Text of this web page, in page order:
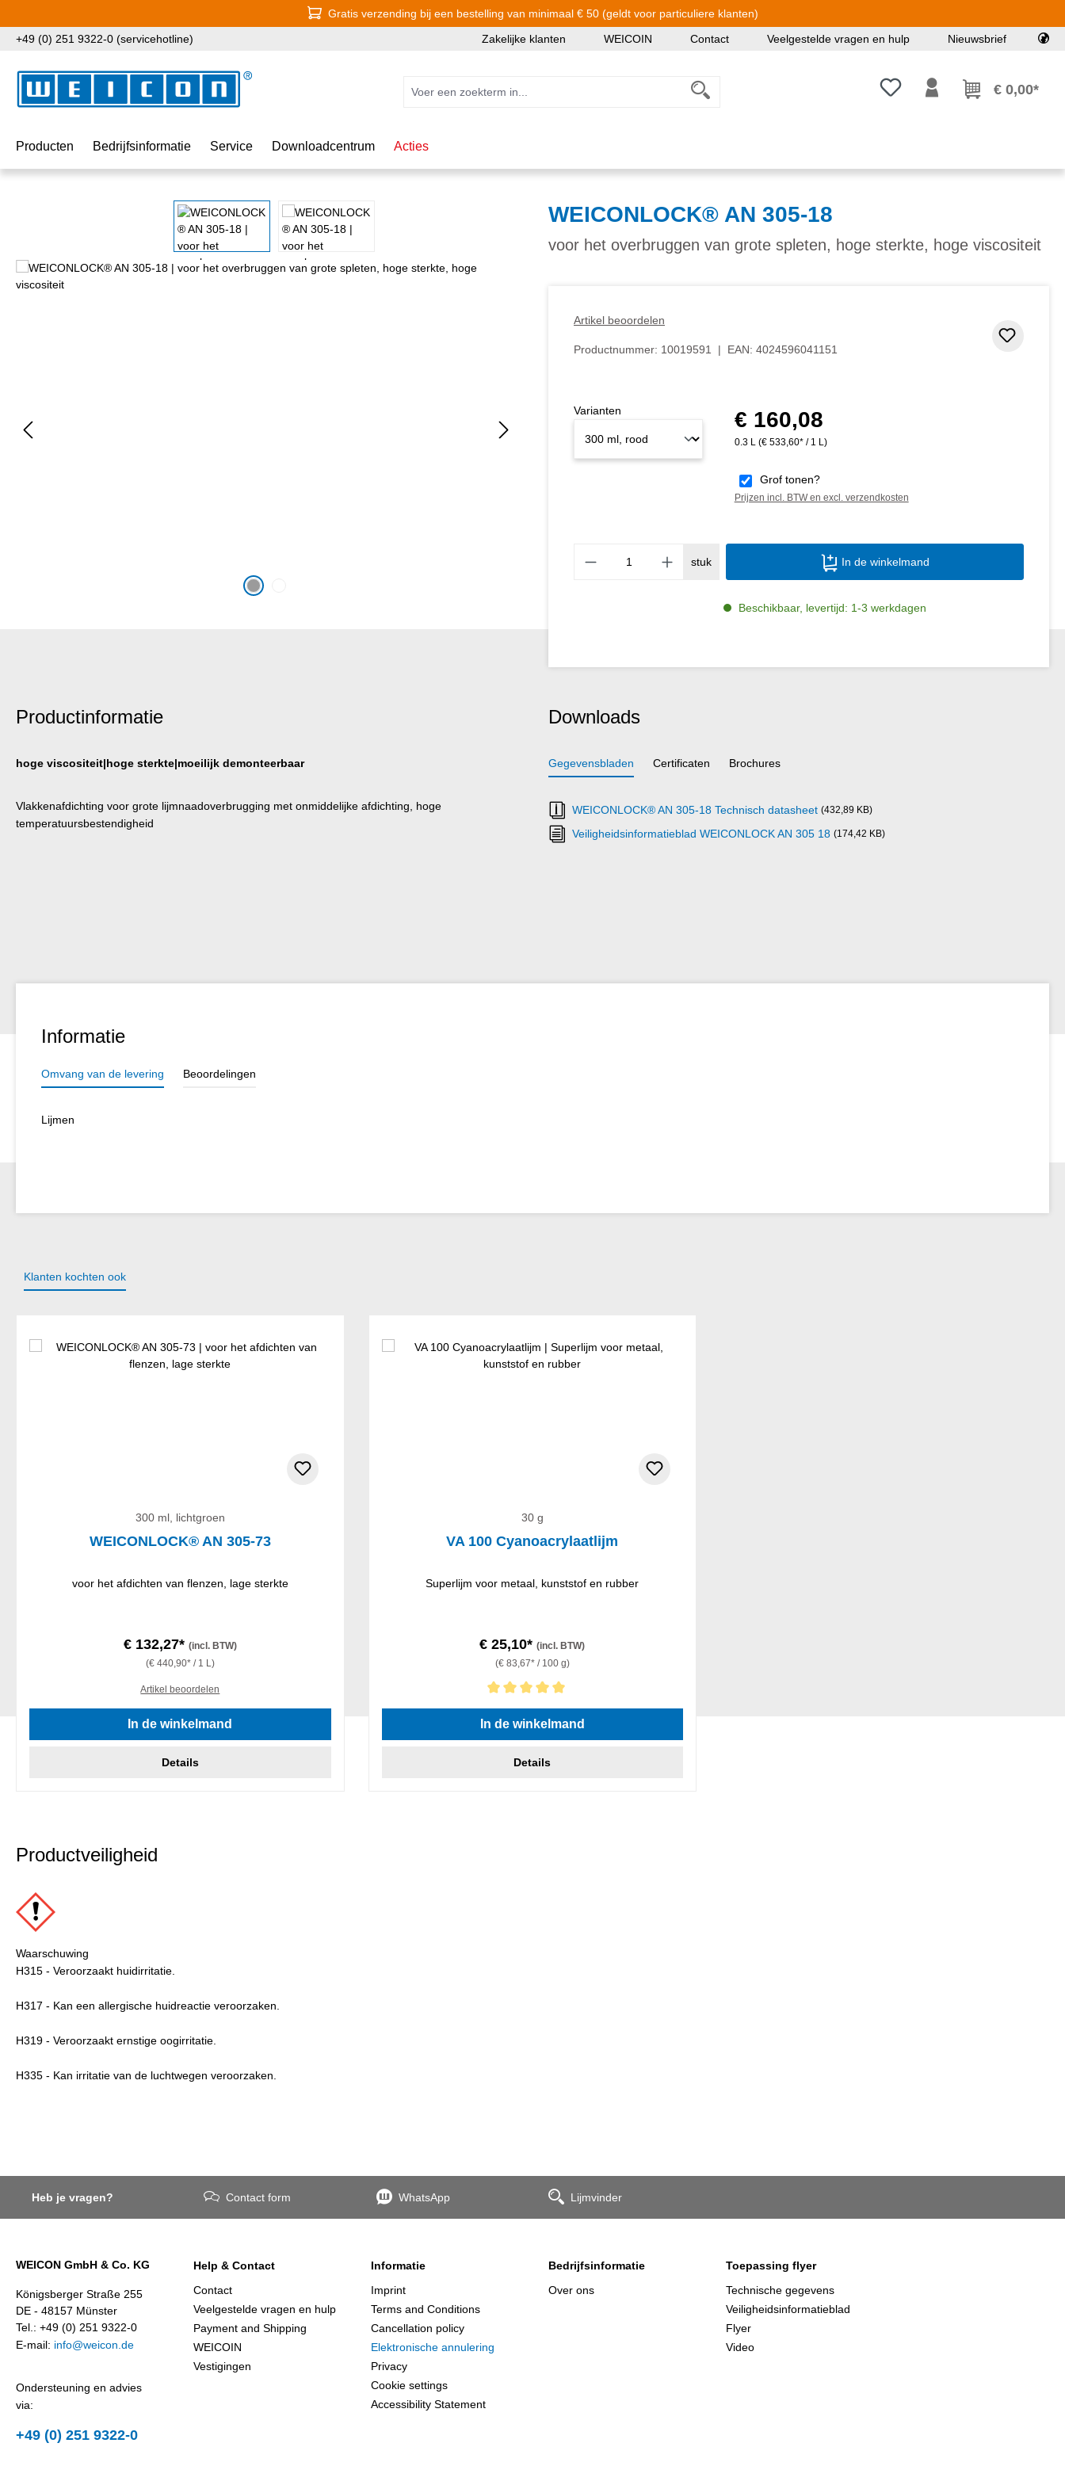
Gratis verzending bij een bestelling van minimaal € 50 (geldt voor particuliere klanten)
+49 (0) 251 9322-0 (servicehotline) Zakelijke klanten WEICOIN Contact Veelgestelde vragen en hulp Nieuwsbrief
Je hebt 0 items op je€ 0,00*
Producten Bedrijfsinformatie Service Downloadcentrum Acties
WEICONLOCK® AN 305-18
voor het overbruggen van grote spleten, hoge sterkte, hoge viscositeit
Artikel beoordelen
Productnummer: 10019591 | EAN: 4024596041151
Normale prijs:
€ 160,08
0.3 L (€ 533,60* / 1 L)
Grof tonen?
Prijzen incl. BTW en excl. verzendkosten
Varianten
Producthoeveelheid: Voer de gewenste
stuk In de winkelmand
Beschikbaar, levertijd: 1-3 werkdagen
Productinformatie
hoge viscositeit|hoge sterkte|moeilijk demonteerbaar
Vlakkenafdichting voor grote lijmnaadoverbrugging met onmiddelijke afdichting, hoge
temperatuursbestendigheid
Downloads
Gegevensbladen Certificaten Brochures
WEICONLOCK® AN 305-18 Technisch datasheet (432,89 KB)
Veiligheidsinformatieblad WEICONLOCK AN 305 18 (174,42 KB)
Informatie
Omvang van de levering Beoordelingen
Lijmen
Klanten kochten ook
300 ml, lichtgroen
WEICONLOCK® AN 305-73
voor het afdichten van flenzen, lage sterkte
€ 132,27* (incl. BTW)
(€ 440,90* / 1 L)
Artikel beoordelen
In de winkelmand
Details
30 g
VA 100 Cyanoacrylaatlijm
Superlijm voor metaal, kunststof en rubber
€ 25,10*(incl. BTW)
(€ 83,67* / 100 g)
Gemiddelde waardering van 5 van 5 sterren
In de winkelmand
Details
Productveiligheid
Waarschuwing
H315 - Veroorzaakt huidirritatie.
H317 - Kan een allergische huidreactie veroorzaken.
H319 - Veroorzaakt ernstige oogirritatie.
H335 - Kan irritatie van de luchtwegen veroorzaken.
Heb je vragen? Contact form WhatsApp Lijmvinder
WEICON GmbH & Co. KG
Königsberger Straße 255
DE - 48157 Münster
Tel.: +49 (0) 251 9322-0
E-mail: info@weicon.de
Ondersteuning en advies
via:
+49 (0) 251 9322-0
Help & Contact
Contact
Veelgestelde vragen en hulp
Payment and Shipping
WEICOIN
Vestigingen
Informatie
Imprint
Terms and Conditions
Cancellation policy
Elektronische annulering
Privacy
Cookie settings
Accessibility Statement
Bedrijfsinformatie
Over ons
Toepassing flyer
Technische gegevens
Veiligheidsinformatieblad
Flyer
Video